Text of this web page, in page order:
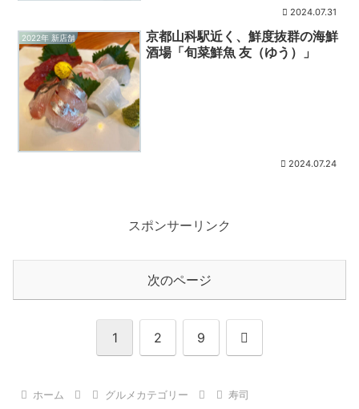
2024.07.31
2022年 新店舗
京都山科駅近く、鮮度抜群の海鮮
酒場「旬菜鮮魚 友（ゆう）」
2024.07.24
スポンサーリンク
次のページ
1 2 9 次
ホーム グルメカテゴリー 寿司